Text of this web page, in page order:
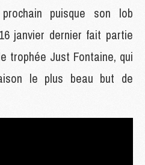
puisque son lob
janvier dernier fait partie
trophée Just Fontaine, qui
le plus beau but de